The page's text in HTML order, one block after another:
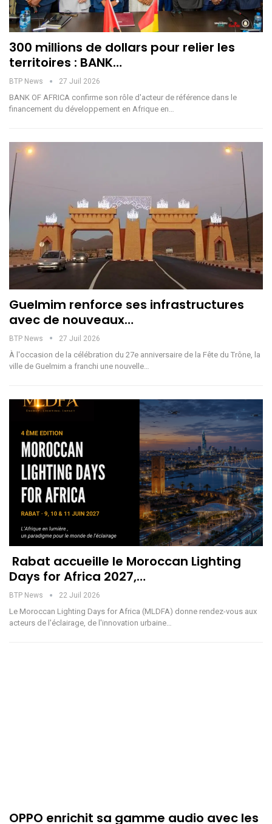
300 millions de dollars pour relier les
territoires : BANK…
BTP News 27 Juil 2026
BANK OF AFRICA confirme son rôle d'acteur de référence dans le
financement du développement en Afrique en…
Guelmim renforce ses infrastructures
avec de nouveaux…
BTP News 27 Juil 2026
À l'occasion de la célébration du 27e anniversaire de la Fête du Trône, la
ville de Guelmim a franchi une nouvelle…
Rabat accueille le Moroccan Lighting
Days for Africa 2027,…
BTP News 22 Juil 2026
Le Moroccan Lighting Days for Africa (MLDFA) donne rendez-vous aux
acteurs de l'éclairage, de l'innovation urbaine…
OPPO enrichit sa gamme audio avec les